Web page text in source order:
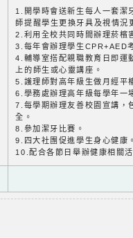
1.開學時會送新生每人一套潔
師提醒學生更換牙具及視情況
2.利用全校共同時間辦理菸檳
3.每年會辦理學生CPR+AED
4.輔導室搭配親職教育日即運
上的師生或心靈講座。
5.護理師對高年級生做月經平
6.學務處辦理高年級每學年一
7.每學期辦理友善校園宣講，
全。
8.參加潔牙比賽。
9.四大社團促進學生身心健康
10.配合各節日舉辦健康相關